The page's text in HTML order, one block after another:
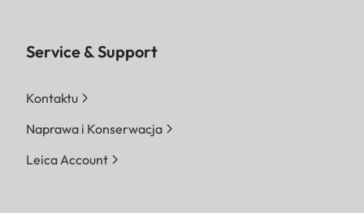
Service & Support
Kontaktu
Naprawa i Konserwacja
Leica Account